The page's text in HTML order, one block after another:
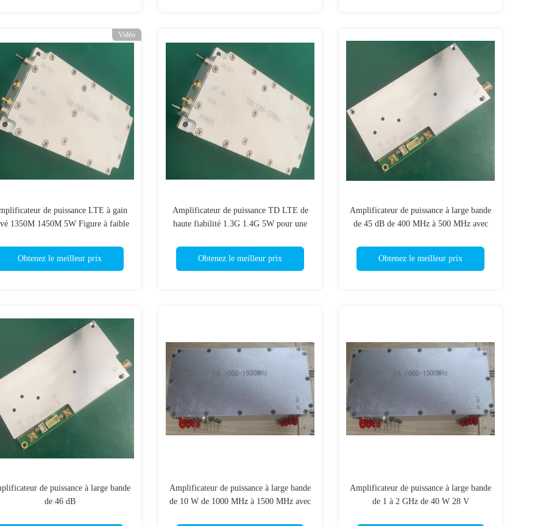
Vidéo
de puissance LTE à gain
1350M 1450M 5W Figure à faible
Obtenez le meilleur prix
Amplificateur de puissance TD LTE de
haute fiabilité 1.3G 1.4G 5W pour une
Obtenez le meilleur prix
Amplificateur de puissance à large bande
de 45 dB de 400 MHz à 500 MHz avec
Obtenez le meilleur prix
de puissance à large bande
de 46 dB
Amplificateur de puissance à large bande
de 10 W de 1000 MHz à 1500 MHz avec
Amplificateur de puissance à large bande
de 1 à 2 GHz de 40 W 28 V